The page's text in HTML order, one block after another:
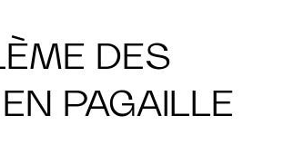
DES
PAGAILLE